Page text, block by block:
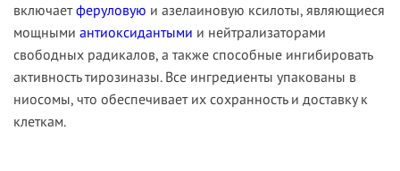
включаетферуловую и азелаиновую ксилоты, являющиеся
мощными антиоксидантыми и нейтрализаторами
свободных радикалов, а также способные ингибировать
активность тирозиназы. Все ингредиенты упакованы в
ниосомы, что обеспечивает их сохранность и доставку к
клеткам.